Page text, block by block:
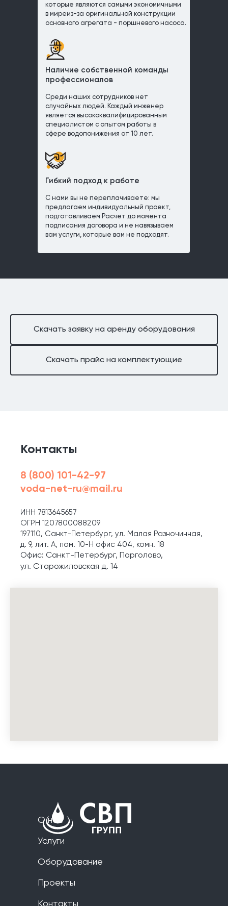
которые являются самыми экономичными
в миреиз-за оригинальной конструкции
основного агрегата - поршневого насоса.
Наличие собственной команды
профессионалов
Среди наших сотрудников нет
случайных людей. Каждый инженер
является высококвалифицированным
специалистом с опытом работы в
сфере водопонижения от 10 лет.
Гибкий подход к работе
С нами вы не переплачиваете: мы
предлагаем индивидуальный проект,
подготавливаем Расчет до момента
подписания договора и не навязываем
вам услуги, которые вам не подходят.
Скачать заявку на аренду оборудования
Скачать прайс на комплектующие
Контакты
8 (800) 101-42-97
voda-net-ru@mail.ru
ИНН 7813645657
ОГРН 1207800088209
197110, Санкт-Петербург, ул. Малая Разночинная,
д. 9, лит. А, пом. 10-Н офис 404, комн. 18
Офис: Санкт-Петербург, Парголово,
ул. Старожиловская д. 14
О нас
Услуги
Оборудование
Проекты
Контакты